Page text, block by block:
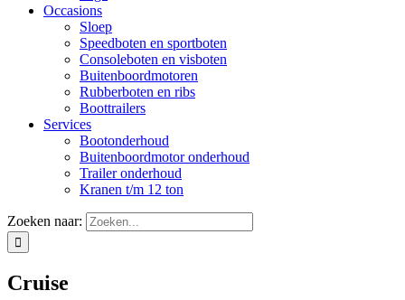
Occasions
Sloep
Speedboten en sportboten
Consoleboten en visboten
Buitenboordmotoren
Rubberboten en ribs
Boottrailers
Services
Bootonderhoud
Buitenboordmotor onderhoud
Trailer onderhoud
Kranen t/m 12 ton
Zoeken naar:
Cruise